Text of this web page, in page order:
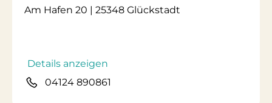
Am Hafen 20 | 25348 Glückstadt
Details anzeigen
04124 890861